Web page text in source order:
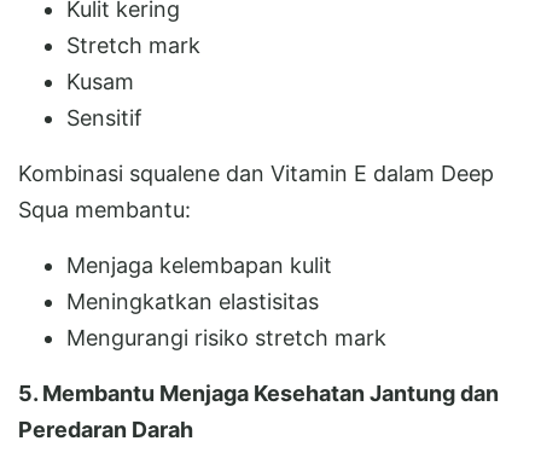
Kulit kering
Stretch mark
Kusam
Sensitif
Kombinasi squalene dan Vitamin E dalam Deep
Squa membantu:
Menjaga kelembapan kulit
Meningkatkan elastisitas
Mengurangi risiko stretch mark
5. Membantu Menjaga Kesehatan Jantung dan
Peredaran Darah